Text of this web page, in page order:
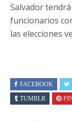
Salvador
funcionarios
las elecciones
FACEBOOK
TUMBLR